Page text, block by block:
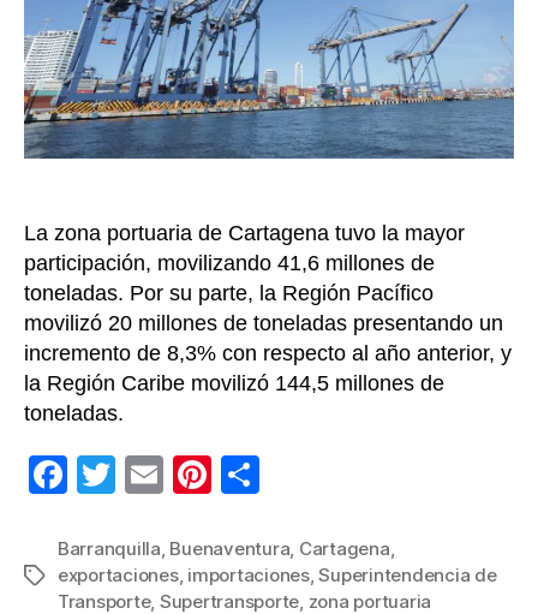
2022,
al
2021
La zona portuaria de Cartagena tuvo la mayor
participación, movilizando 41,6 millones de
toneladas. Por su parte, la Región Pacífico
movilizó 20 millones de toneladas presentando un
incremento de 8,3% con respecto al año anterior, y
la Región Caribe movilizó 144,5 millones de
toneladas.
F
c
e
T
tt
er
E
ail
Pi
er
e
m
p
Etiquetas
Barranquilla, Buenaventura, Cartagena,
exportaciones, importaciones,Superintendencia de
Transporte, Supertransporte, zona portuaria